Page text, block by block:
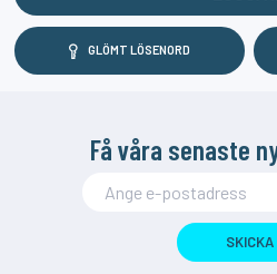
GLÖMT LÖSENORD
Få våra senaste
SKICKA